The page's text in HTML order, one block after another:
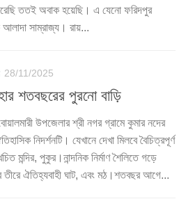
ততই অবাক হয়েছি। এ যেনো ফরিদপুর
সাম্রাজ্য। রায়...
28/11/2025
শতবছরের পুরনো বাড়ি
উপজেলার শ্রী নগর গ্রামে কুমার নদের
নিদর্শনটি। যেখানে দেখা মিলবে বৈচিত্রপূর্ণ
মন্দির, পুকুর।নান্দনিক নির্মাণ শৈলিতে গড়ে
তীরে ঐতিহ্যবাহী ঘাট, এবং মঠ।শতবছর আগে...